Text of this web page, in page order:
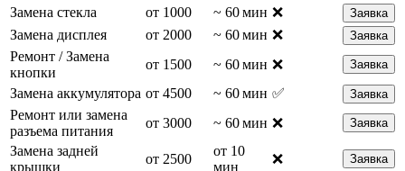
Замена стекла от 1000 ~ 60 мин ❌ Заявка
Замена дисплея от 2000 ~ 60 мин ❌ Заявка
Ремонт / Замена
кнопки
от 1500 ~ 60 мин ❌ Заявка
Замена аккумулятора от 4500 ~ 60 мин ✅ Заявка
Ремонт или замена
разъема питания
от 3000 ~ 60 мин ❌ Заявка
Замена задней
крышки
от 2500
от 10
мин
❌ Заявка